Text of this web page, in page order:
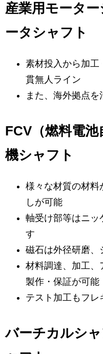
産業用モータ
ータシャフト
素材投入から加工
貫無人ライン
また、海外拠点
FCV（燃料電
機シャフト
様々な材質の材料
しが可能
軸受け部等はニッ
す
磁石は外径研磨、
材料調達、加工、
製作・保証が可能
テスト加工もフ
バーチカルシ